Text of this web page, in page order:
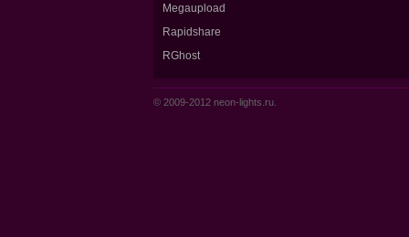
Megaupload
Rapidshare
RGhost
© 2009-2012 neon-lights.ru.